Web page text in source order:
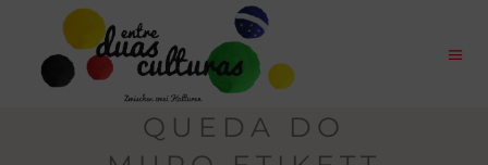
QUEDA DO